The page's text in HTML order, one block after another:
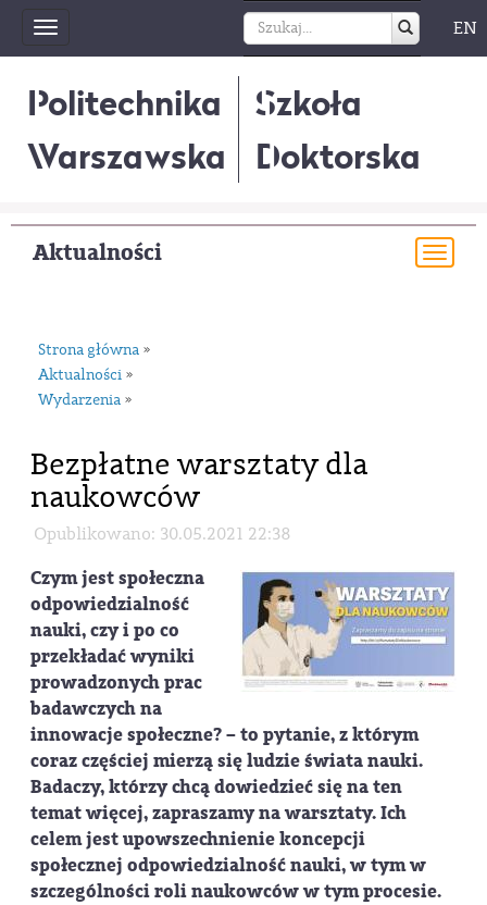
Toggle
navigation
EN
Politechnika
Warszawska
Szkoła
Doktorska
Aktualności
Strona główna »
Aktualności »
Wydarzenia »
Bezpłatne warsztaty dla
naukowców
Opublikowano: 30.05.2021 22:38
Czym jest społeczna
odpowiedzialność
nauki, czy i po co
przekładać wyniki
prowadzonych prac
badawczych na
innowacje społeczne? – to pytanie, z którym
coraz częściej mierzą się ludzie świata nauki.
Badaczy, którzy chcą dowiedzieć się na ten
temat więcej, zapraszamy na warsztaty. Ich
celem jest upowszechnienie koncepcji
społecznej odpowiedzialność nauki, w tym w
szczególności roli naukowców w tym procesie.